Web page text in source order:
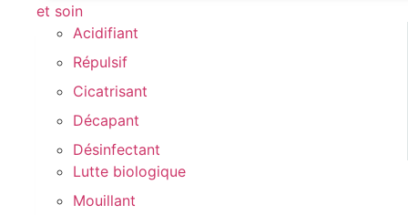
et soin
Acidifiant
Répulsif
Cicatrisant
Décapant
Désinfectant
Lutte biologique
Mouillant